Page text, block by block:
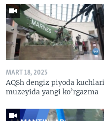
MART 18, 2025
AQSh dengiz piyoda kuchlari
muzeyida yangi ko’rgazma